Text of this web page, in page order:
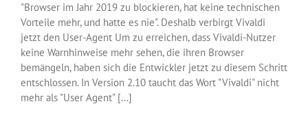
"Browser im Jahr 2019 zu blockieren, hat keine technischen
Vorteile mehr, und hatte es nie". Deshalb verbirgt Vivaldi
jetzt den User-Agent Um zu erreichen, dass Vivaldi-Nutzer
keine Warnhinweise mehr sehen, die ihren Browser
bemängeln, haben sich die Entwickler jetzt zu diesem Schritt
entschlossen. In Version 2.10 taucht das Wort "Vivaldi" nicht
mehr als "User Agent" [...]